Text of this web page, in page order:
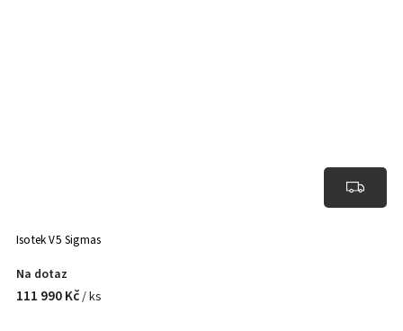
Isotek V5 Sigmas
Na dotaz
111 990 Kč/ ks